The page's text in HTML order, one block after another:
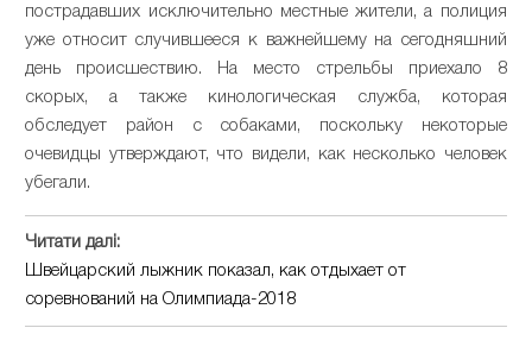
пострадавших исключительно местные жители, а полиция
уже относит случившееся к важнейшему на сегодняшний
день происшествию. На место стрельбы приехало 8
скорых, а также кинологическая служба, которая
обследует район с собаками, поскольку некоторые
очевидцы утверждают, что видели, как несколько человек
убегали.
Читати далі:
Швейцарский лыжник показал, как отдыхает от
соревнований на Олимпиада-2018